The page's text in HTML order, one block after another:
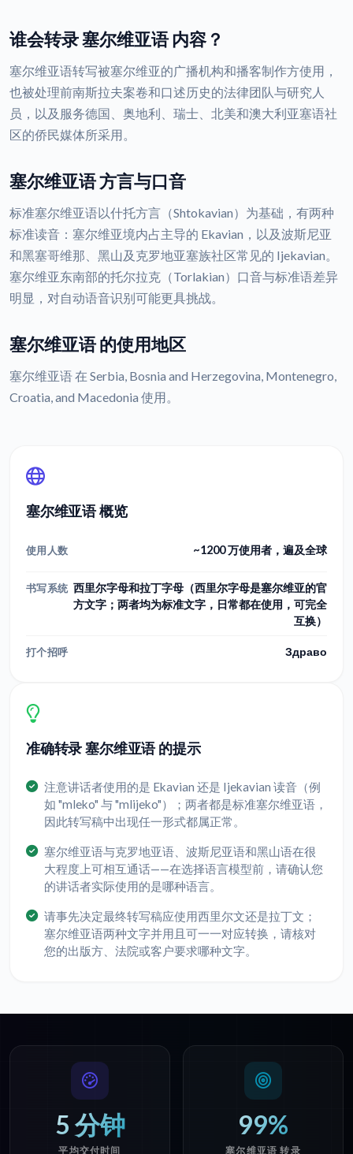
谁会转录 塞尔维亚语 内容？
塞尔维亚语转写被塞尔维亚的广播机构和播客制作方使用，
也被处理前南斯拉夫案卷和口述历史的法律团队与研究人
员，以及服务德国、奥地利、瑞士、北美和澳大利亚塞语社
区的侨民媒体所采用。
塞尔维亚语 方言与口音
标准塞尔维亚语以什托方言（Shtokavian）为基础，有两种
标准读音：塞尔维亚境内占主导的 Ekavian，以及波斯尼亚
和黑塞哥维那、黑山及克罗地亚塞族社区常见的 Ijekavian。
塞尔维亚东南部的托尔拉克（Torlakian）口音与标准语差异
明显，对自动语音识别可能更具挑战。
塞尔维亚语 的使用地区
塞尔维亚语 在 Serbia, Bosnia and Herzegovina, Montenegro,
Croatia, and Macedonia 使用。
塞尔维亚语 概览
使用人数 ~1200 万使用者，遍及全球
书写系统 西里尔字母和拉丁字母（西里尔字母是塞尔维亚的官
方文字；两者均为标准文字，日常都在使用，可完全
互换）
打个招呼 Здраво
准确转录 塞尔维亚语 的提示
注意讲话者使用的是 Ekavian 还是 Ijekavian 读音（例
如 "mleko" 与 "mlijeko"）；两者都是标准塞尔维亚语，
因此转写稿中出现任一形式都属正常。
塞尔维亚语与克罗地亚语、波斯尼亚语和黑山语在很
大程度上可相互通话——在选择语言模型前，请确认您
的讲话者实际使用的是哪种语言。
请事先决定最终转写稿应使用西里尔文还是拉丁文；
塞尔维亚语两种文字并用且可一一对应转换，请核对
您的出版方、法院或客户要求哪种文字。
5 分钟
平均交付时间
99%
塞尔维亚语 转录